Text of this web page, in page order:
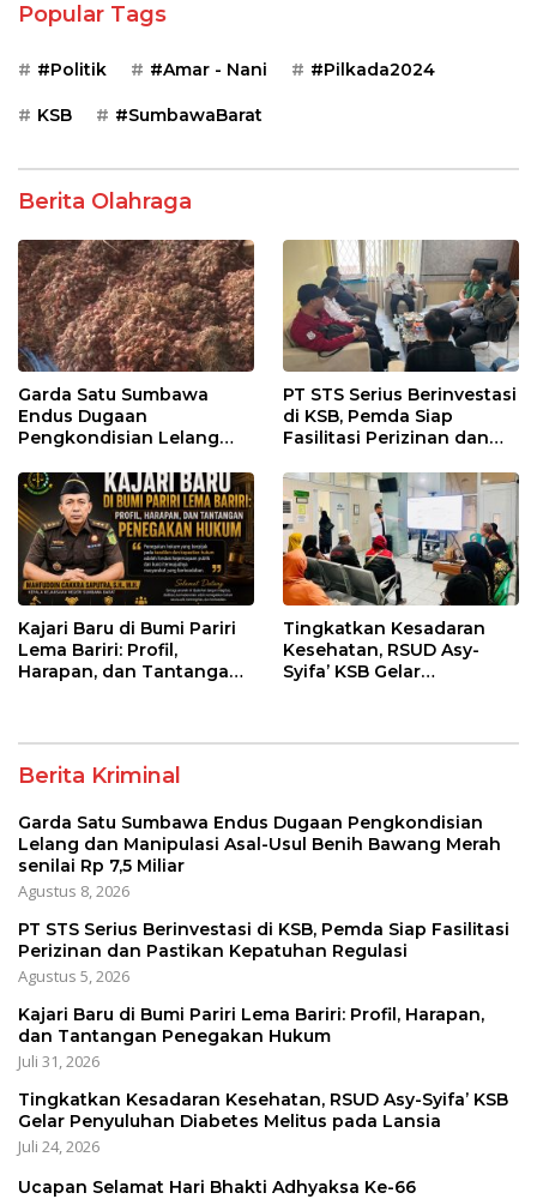
Popular Tags
#Politik #Amar - Nani #Pilkada2024
KSB #SumbawaBarat
Berita Olahraga
Garda Satu Sumbawa
Endus Dugaan
Pengkondisian Lelang
Benih Bawang Merah
senilai Rp 7,5 Miliar
PT STS Serius Berinvestasi
di KSB, Pemda Siap
Fasilitasi Perizinan dan
Regulasi
Kajari Baru di Bumi Pariri
Lema Bariri: Profil,
Harapan, dan Tantangan
Tingkatkan Kesadaran
Kesehatan, RSUD Asy-
Syifa’ KSB Gelar
Berita Kriminal
Garda Satu Sumbawa Endus Dugaan Pengkondisian
Lelang dan Manipulasi Asal-Usul Benih Bawang Merah
senilai Rp 7,5 Miliar
Agustus 8, 2026
PT STS Serius Berinvestasi di KSB, Pemda Siap Fasilitasi
Perizinan dan Pastikan Kepatuhan Regulasi
Agustus 5, 2026
Kajari Baru di Bumi Pariri Lema Bariri: Profil, Harapan,
dan Tantangan Penegakan Hukum
Juli 31, 2026
Tingkatkan Kesadaran Kesehatan, RSUD Asy-Syifa’ KSB
Gelar Penyuluhan Diabetes Melitus pada Lansia
Juli 24, 2026
Ucapan Selamat Hari Bhakti Adhyaksa Ke-66